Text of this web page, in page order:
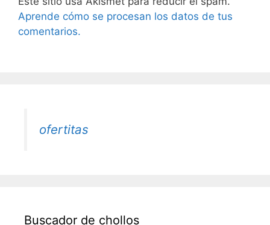
Aprende cómo se procesan los datos de tus
comentarios.
ofertitas
Buscador de chollos